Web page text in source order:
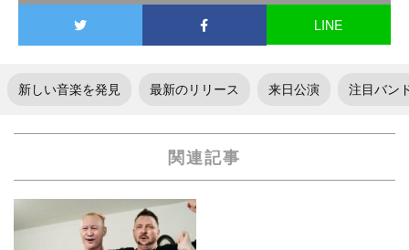
LINE
新しい音楽を発見 最新のリリース 来日公演 注目バン
関連記事